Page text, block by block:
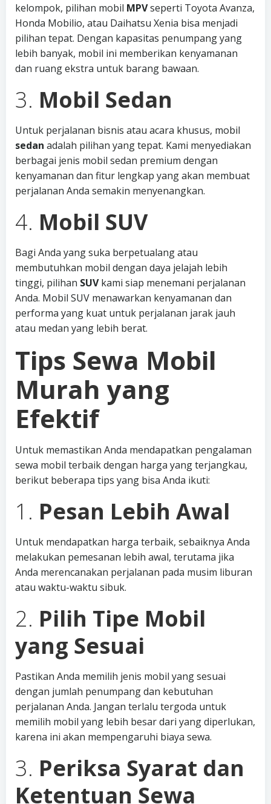
kelompok, pilihan mobil MPVseperti Toyota Avanza,
Honda Mobilio, atau Daihatsu Xenia bisa menjadi
pilihan tepat. Dengan kapasitas penumpang yang
lebih banyak, mobil ini memberikan kenyamanan
dan ruang ekstra untuk barang bawaan.
3. Mobil Sedan
Untuk perjalanan bisnis atau acara khusus, mobil
sedan adalah pilihan yang tepat. Kami menyediakan
berbagai jenis mobil sedan premium dengan
kenyamanan dan fitur lengkap yang akan membuat
perjalanan Anda semakin menyenangkan.
4. Mobil SUV
Bagi Anda yang suka berpetualang atau
membutuhkan mobil dengan daya jelajah lebih
tinggi, pilihan SUVkami siap menemani perjalanan
Anda. Mobil SUV menawarkan kenyamanan dan
performa yang kuat untuk perjalanan jarak jauh
atau medan yang lebih berat.
Tips Sewa Mobil
Murah yang
Efektif
Untuk memastikan Anda mendapatkan pengalaman
sewa mobil terbaik dengan harga yang terjangkau,
berikut beberapa tips yang bisa Anda ikuti:
1. Pesan Lebih Awal
Untuk mendapatkan harga terbaik, sebaiknya Anda
melakukan pemesanan lebih awal, terutama jika
Anda merencanakan perjalanan pada musim liburan
atau waktu-waktu sibuk.
2. Pilih Tipe Mobil
yang Sesuai
Pastikan Anda memilih jenis mobil yang sesuai
dengan jumlah penumpang dan kebutuhan
perjalanan Anda. Jangan terlalu tergoda untuk
memilih mobil yang lebih besar dari yang diperlukan,
karena ini akan mempengaruhi biaya sewa.
3. Periksa Syarat dan
Ketentuan Sewa